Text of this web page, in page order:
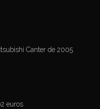
Canter de 2005
euros